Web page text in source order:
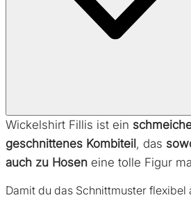
Wickelshirt Fillis ist ein
geschnittenes Kombiteil, das
auch zu Hosen eine tolle Figur
Damit du das Schnittmuster flexibel